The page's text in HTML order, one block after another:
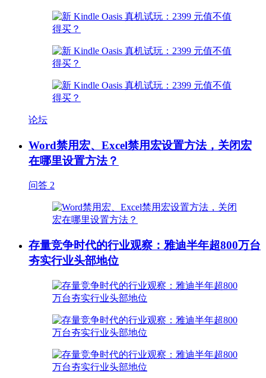
论坛
Word禁用宏、Excel禁用宏设置方法，关闭宏
在哪里设置方法？
问答 2
存量竞争时代的行业观察：雅迪半年超800万台
夯实行业头部地位